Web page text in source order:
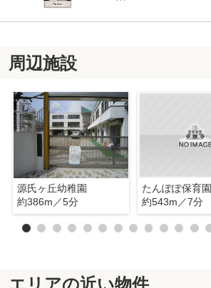
周辺施設
源氏ヶ丘幼稚園
約386m／5分
たんぽぽ保育園
約543m／7分